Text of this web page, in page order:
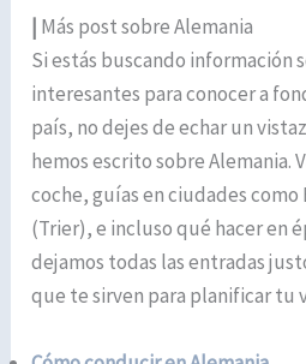
| Más post sobre Alemania
Si estás buscando información
interesantes para conocer a
país, no dejes de echar un
hemos escrito sobre Alemania.
coche, guías en ciudades
(Trier), e incluso qué hacer en
dejamos todas las entradas
que te sirven para planificar tu